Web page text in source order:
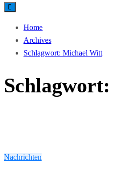
Home
Archives
Schlagwort: Michael Witt
Schlagwort:
Nachrichten